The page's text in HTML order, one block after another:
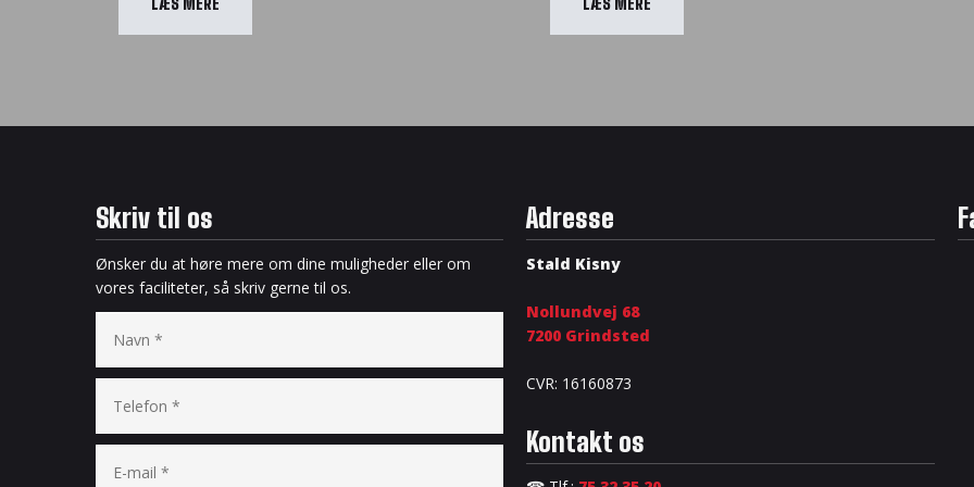
Skriv til os
Ønsker du at høre mere om dine muligheder eller om
vores faciliteter, så skriv gerne til os.
Adresse
Stald Kisny
Nollundvej 68
​7200 Grindsted
CVR: 16160873
Kontakt os